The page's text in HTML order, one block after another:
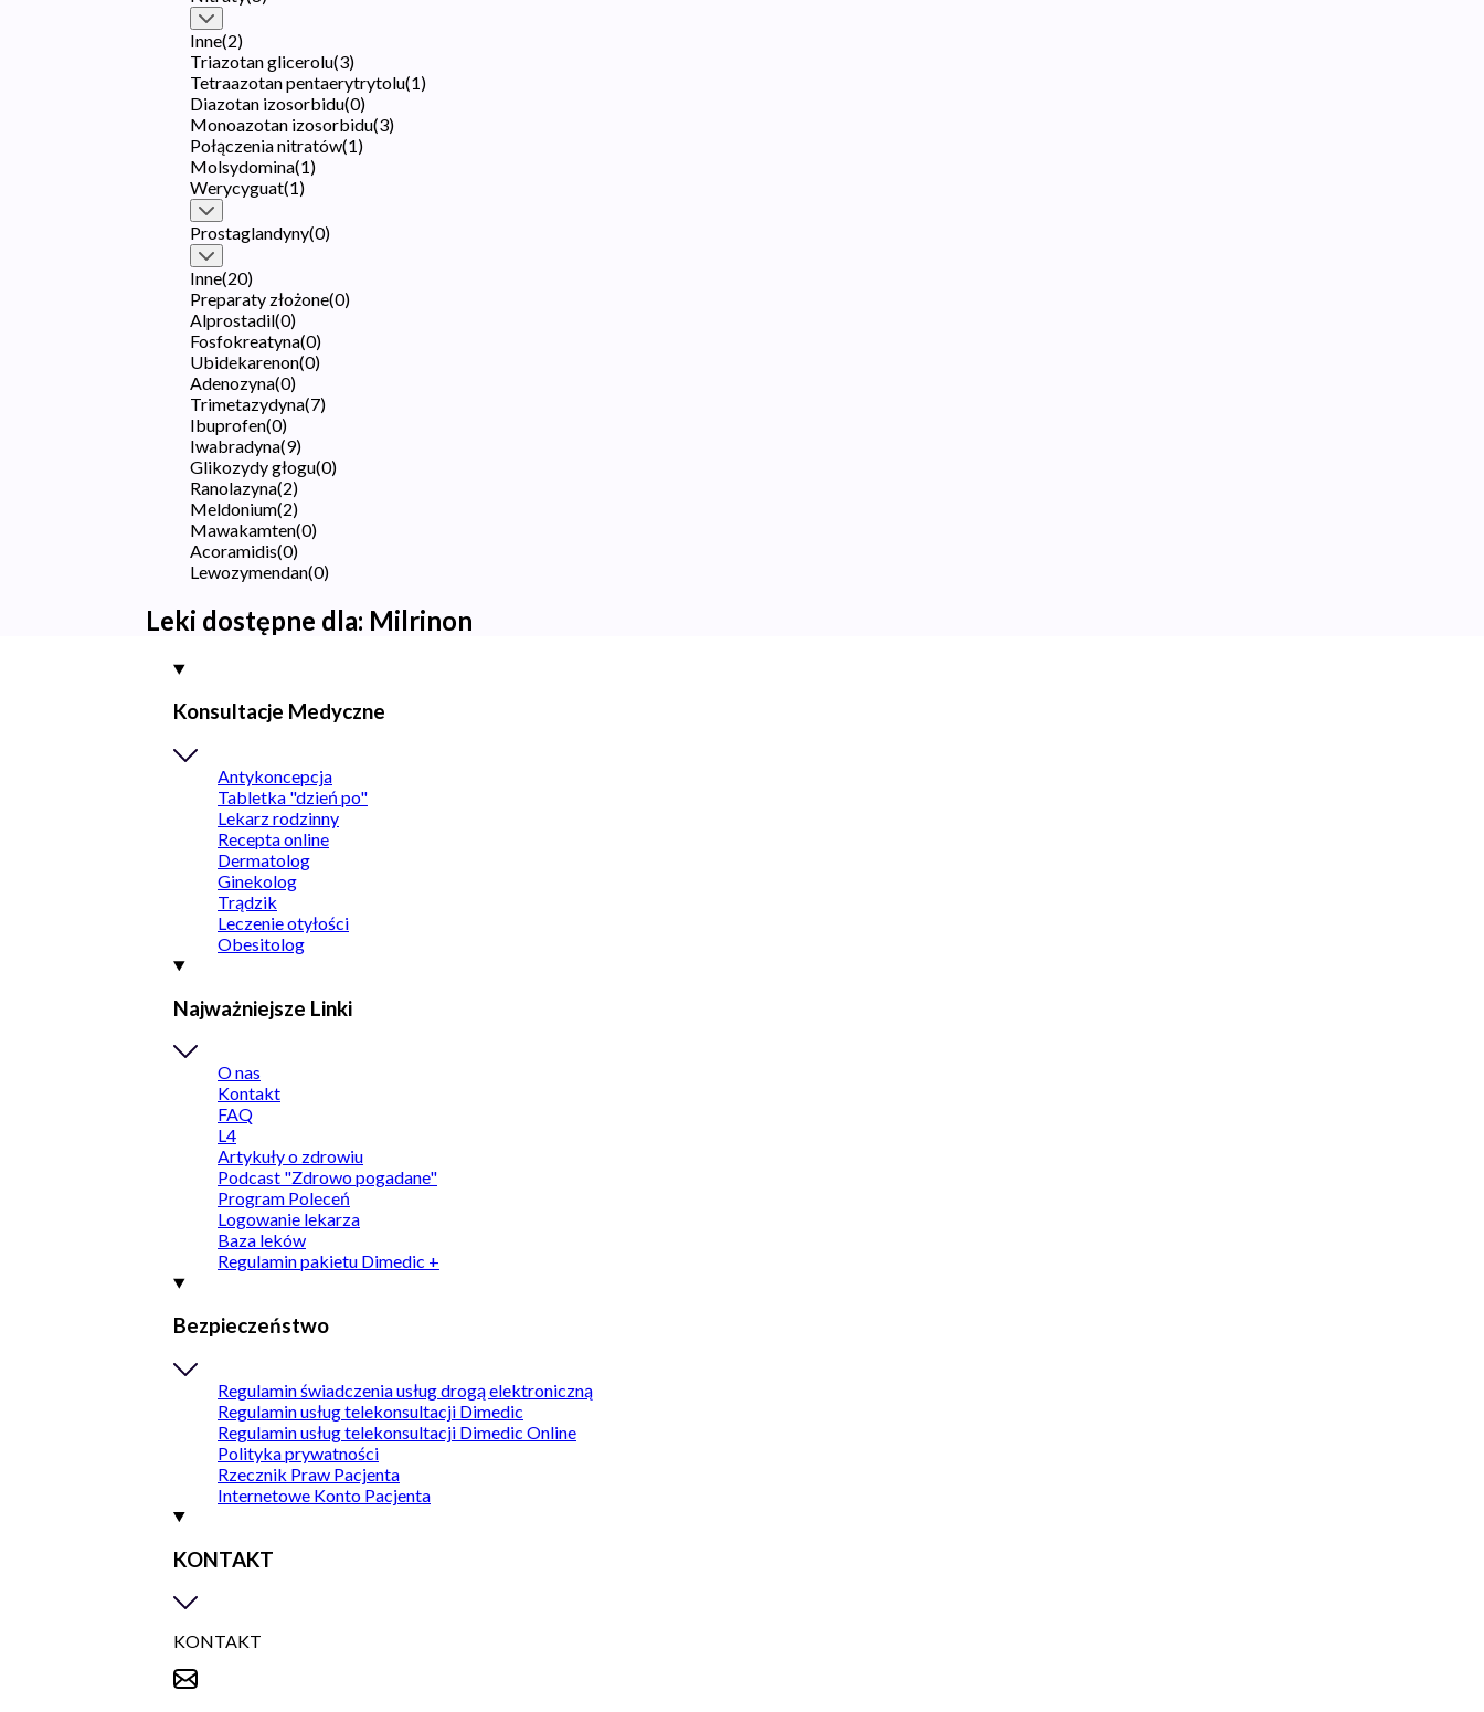
Inne(2)
Triazotan glicerolu(3)
Tetraazotan pentaerytrytolu(1)
Diazotan izosorbidu(0)
Monoazotan izosorbidu(3)
Połączenia nitratów(1)
Molsydomina(1)
Werycyguat(1)
Prostaglandyny(0)
Inne(20)
Preparaty złożone(0)
Alprostadil(0)
Fosfokreatyna(0)
Ubidekarenon(0)
Adenozyna(0)
Trimetazydyna(7)
Ibuprofen(0)
Iwabradyna(9)
Glikozydy głogu(0)
Ranolazyna(2)
Meldonium(2)
Mawakamten(0)
Acoramidis(0)
Lewozymendan(0)
Leki dostępne dla: Milrinon
Konsultacje Medyczne
Antykoncepcja
Tabletka "dzień po"
Lekarz rodzinny
Recepta online
Dermatolog
Ginekolog
Trądzik
Leczenie otyłości
Obesitolog
Najważniejsze Linki
O nas
Kontakt
FAQ
L4
Artykuły o zdrowiu
Podcast "Zdrowo pogadane"
Program Poleceń
Logowanie lekarza
Baza leków
Regulamin pakietu Dimedic +
Bezpieczeństwo
Regulamin świadczenia usług drogą elektroniczną
Regulamin usług telekonsultacji Dimedic
Regulamin usług telekonsultacji Dimedic Online
Polityka prywatności
Rzecznik Praw Pacjenta
Internetowe Konto Pacjenta
KONTAKT
KONTAKT